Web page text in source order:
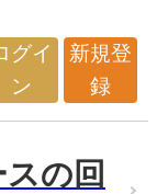
グイ
ン
新規登
録
スの回